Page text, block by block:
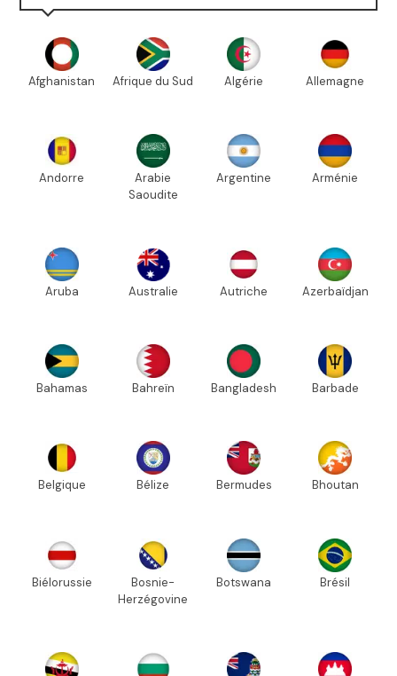
Afghanistan Afrique du Sud Algérie Allemagne
Andorre
Arabie
Saoudite
Argentine Arménie
Aruba Australie Autriche Azerbaïdjan
Bahamas Bahreïn Bangladesh Barbade
Belgique Bélize Bermudes Bhoutan
Biélorussie
Bosnie-
Herzégovine
Botswana Brésil